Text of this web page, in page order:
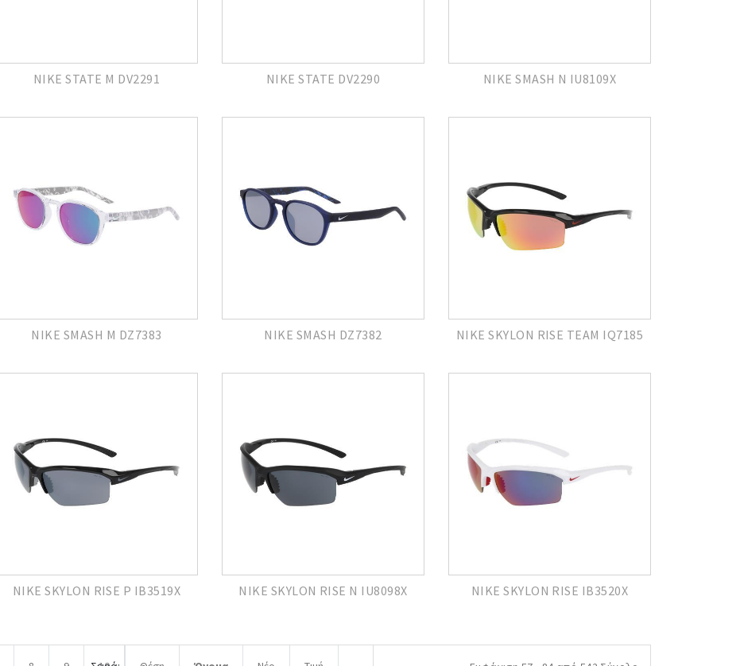
NIKE STATE M DV2291 NIKE STATE DV2290 NIKE SMASH N IU8109X
NIKE SMASH M DZ7383 NIKE SMASH DZ7382 NIKE SKYLON RISE TEAM IQ7185
NIKE SKYLON RISE P IB3519X NIKE SKYLON RISE N IU8098X NIKE SKYLON RISE IB3520X